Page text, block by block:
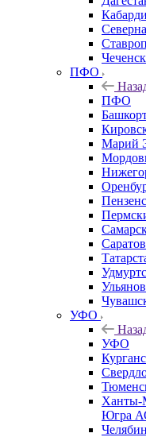
ПФО
ПФО
Марий
УФО
УФО
Ханты-
Югра